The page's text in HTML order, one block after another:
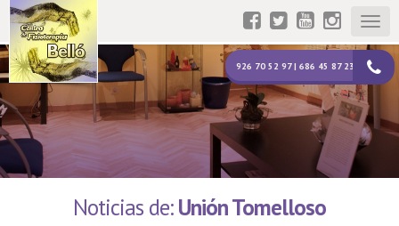
926 70 52 97 | 686 45 87 23
Noticias de:Unión Tomelloso